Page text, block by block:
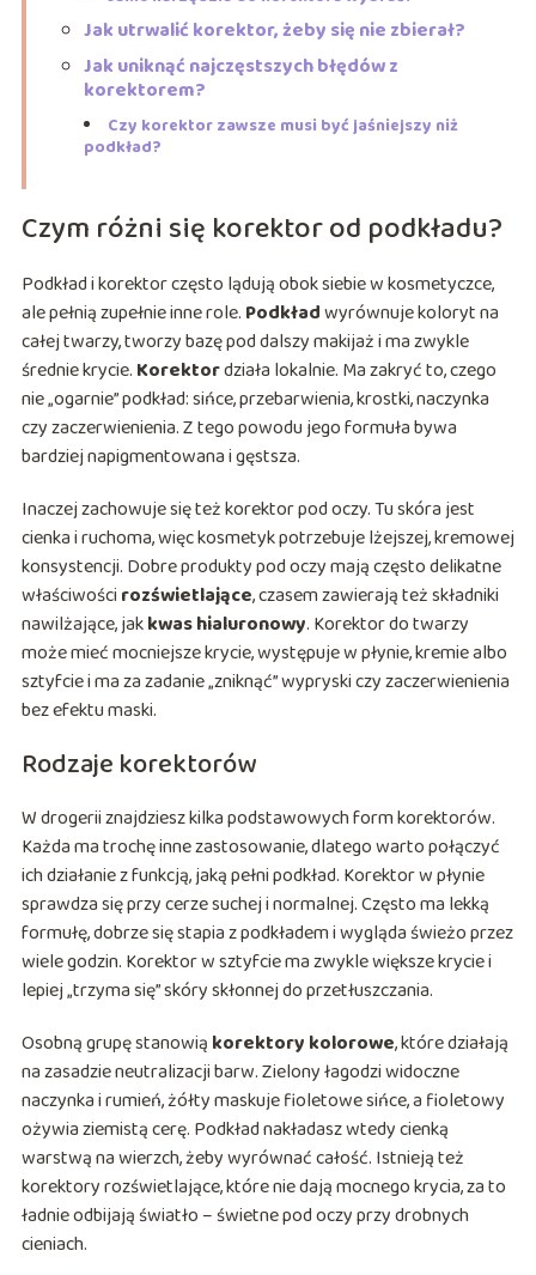
Jak utrwalić korektor, żeby się nie zbierał?
Jak uniknąć najczęstszych błędów z
korektorem?
Czy korektor zawsze musi być jaśniejszy niż
podkład?
Czym różni się korektor od podkładu?
Podkład i korektor często lądują obok siebie w kosmetyczce,
ale pełnią zupełnie inne role. Podkładwyrównuje koloryt na
całej twarzy, tworzy bazę pod dalszy makijaż i ma zwykle
średnie krycie. Korektordziała lokalnie. Ma zakryć to, czego
nie „ogarnie” podkład: sińce, przebarwienia, krostki, naczynka
czy zaczerwienienia. Z tego powodu jego formuła bywa
bardziej napigmentowana i gęstsza.
Inaczej zachowuje się też korektor pod oczy. Tu skóra jest
cienka i ruchoma, więc kosmetyk potrzebuje lżejszej, kremowej
konsystencji. Dobre produkty pod oczy mają często delikatne
właściwości rozświetlające, czasem zawierają też składniki
nawilżające, jakkwas hialuronowy. Korektor do twarzy
może mieć mocniejsze krycie, występuje w płynie, kremie albo
sztyfcie i ma za zadanie „zniknąć” wypryski czy zaczerwienienia
bez efektu maski.
Rodzaje korektorów
W drogerii znajdziesz kilka podstawowych form korektorów.
Każda ma trochę inne zastosowanie, dlatego warto połączyć
ich działanie z funkcją, jaką pełni podkład. Korektor w płynie
sprawdza się przy cerze suchej i normalnej. Często ma lekką
formułę, dobrze się stapia z podkładem i wygląda świeżo przez
wiele godzin. Korektor w sztyfcie ma zwykle większe krycie i
lepiej „trzyma się” skóry skłonnej do przetłuszczania.
Osobną grupę stanowią korektory kolorowe, które działają
na zasadzie neutralizacji barw. Zielony łagodzi widoczne
naczynka i rumień, żółty maskuje fioletowe sińce, a fioletowy
ożywia ziemistą cerę. Podkład nakładasz wtedy cienką
warstwą na wierzch, żeby wyrównać całość. Istnieją też
korektory rozświetlające, które nie dają mocnego krycia, za to
ładnie odbijają światło – świetne pod oczy przy drobnych
cieniach.